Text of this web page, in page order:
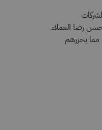
رضا العملاء
مما يحررهم